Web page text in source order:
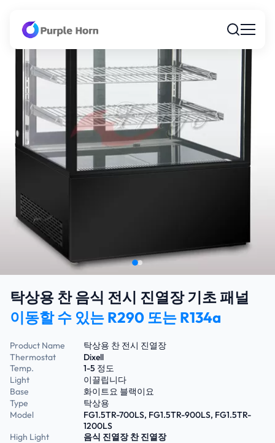
탁상용 찬 음식 전시 진열장 기초 패널
이동할 수 있는 R290 또는 R134a
Product Name
탁상용 찬 전시 진열장
Thermostat
Dixell
Temp.
1-5 정도
Light
이끌립니다
Base
화이트요 블랙이요
Type
탁상용
Model
FG1.5TR-700LS, FG1.5TR-900LS, FG1.5TR-
1200LS
High Light
음식 진열장찬 진열장